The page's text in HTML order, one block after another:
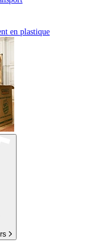
en plastique